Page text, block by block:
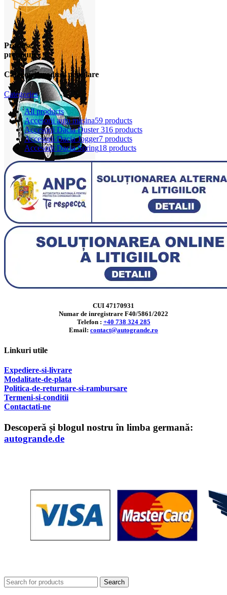
items 0,00lei
Produse
premium
Categorii produse populare
Categories
Allproducts
Accesorii auto masina59 products
Accesorii Dacia Duster 316 products
Accesorii Dacia Jogger7 products
Accesorii Dacia Spring18 products
CUI 47170931
Numar de inregistrare F40/5861/2022
Telefon : +40 738 324 285
Email: contact@autogrande.ro
Linkuri utile
Expediere-si-livrare
Modalitate-de-plata
Politica-de-returnare-si-rambursare
Termeni-si-conditii
Contactati-ne
Descoperă și blogul nostru în limba germană:
autogrande.de
Search